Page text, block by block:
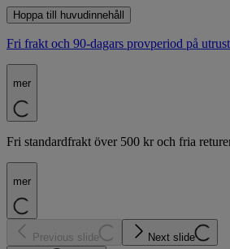
Hoppa till huvudinnehåll
Fri frakt och 90-dagars provperiod på
mer
Fri standardfrakt över 500 kr och fria
mer
Previous slide Next slide